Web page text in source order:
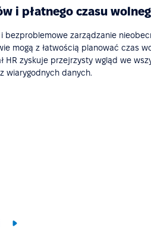
i płatnego czasu
bezproblemowe zarządzanie
mogą z łatwością planować czas
HR zyskuje przejrzysty wgląd we
wiarygodnych danych.